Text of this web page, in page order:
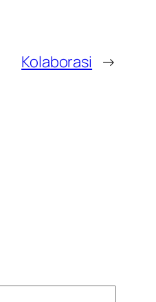
Kolaborasi →